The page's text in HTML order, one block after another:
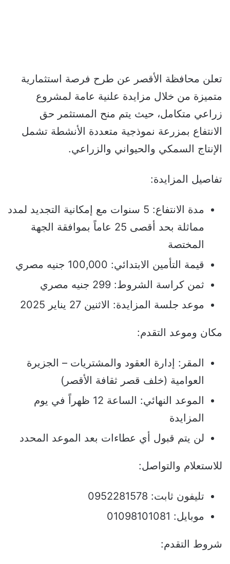
تعلن محافظة الأقصر عن طرح فرصة استثمارية
متميزة من خلال مزايدة علنية عامة لمشروع
زراعي متكامل، حيث يتم منح المستثمر حق
الانتفاع بمزرعة نموذجية متعددة الأنشطة تشمل
الإنتاج السمكي والحيواني والزراعي.
تفاصيل المزايدة:
مدة الانتفاع: 5 سنوات مع إمكانية التجديد لمدد
مماثلة بحد أقصى 25 عاماً بموافقة الجهة
المختصة
قيمة التأمين الابتدائي: 100,000 جنيه مصري
ثمن كراسة الشروط: 299 جنيه مصري
موعد جلسة المزايدة: الاثنين 27 يناير 2025
مكان وموعد التقدم:
المقر: إدارة العقود والمشتريات – الجزيرة
العوامية (خلف قصر ثقافة الأقصر)
الموعد النهائي: الساعة 12 ظهراً في يوم
المزايدة
لن يتم قبول أي عطاءات بعد الموعد المحدد
للاستعلام والتواصل:
تليفون ثابت: 0952281578
موبايل: 01098101081
شروط التقدم: